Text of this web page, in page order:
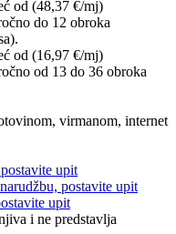
od (48,37 €/mj)
do 12 obroka
od (16,97 €/mj)
od 13 do 36 obroka
virmanom, internet
upit
postavite upit
upit
i ne predstavlja